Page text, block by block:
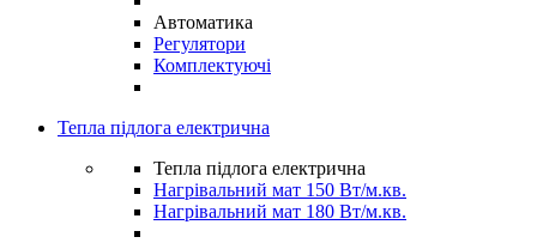
Автоматика
Регулятори
Комплектуючі
Тепла підлога електрична
Тепла підлога електрична
Нагрівальний мат 150 Вт/м.кв.
Нагрівальний мат 180 Вт/м.кв.